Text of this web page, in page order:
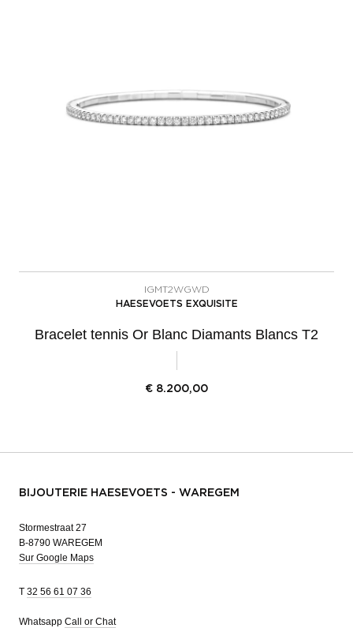
IGMT2WGWD
HAESEVOETS EXQUISITE
Bracelet tennis Or Blanc Diamants Blancs T2
€ 8.200,00
BIJOUTERIE HAESEVOETS - WAREGEM
Stormestraat 27
B-8790 WAREGEM
Sur Google Maps
T 32 56 61 07 36
Whatsapp Call or Chat